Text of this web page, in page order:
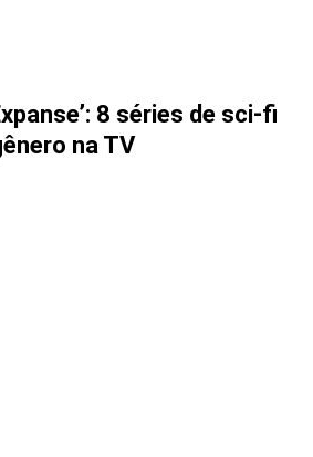
8 séries de sci-fi
na TV